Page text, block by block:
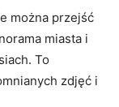
można przejść⁤
miasta i
To
zdjęć ‌i